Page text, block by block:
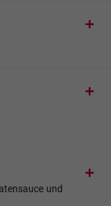
und